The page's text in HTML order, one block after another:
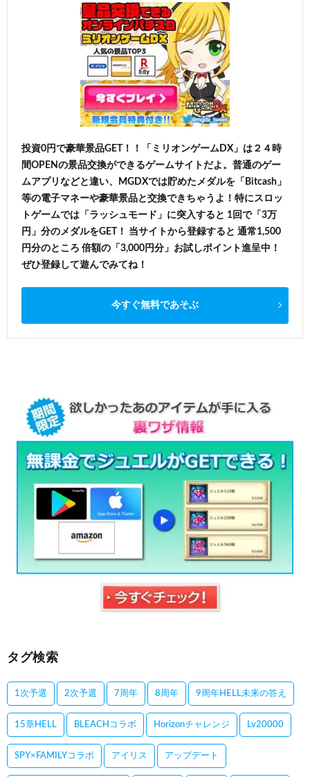
投資0円で豪華景品GET！！「ミリオンゲームDX」は２４時
間OPENの景品交換ができるゲームサイトだよ。普通のゲー
ムアプリなどと違い、MGDXでは貯めたメダルを「Bitcash」
等の電子マネーや豪華景品と交換できちゃうよ！特にスロッ
トゲームでは「ラッシュモード」に突入すると 1回で「3万
円」分のメダルをGET！ 当サイトから登録すると 通常1,500
円分のところ 倍額の「3,000円分」お試しポイント進呈中！
ぜひ登録して遊んでみてね！
今すぐ無料であそぶ
タグ検索
1次予選 2次予選 7周年 8周年 9周年HELL未来の答え
15章HELL BLEACHコラボ Horizonチャレンジ Lv20000
SPY×FAMILYコラボ アイリス アップデート